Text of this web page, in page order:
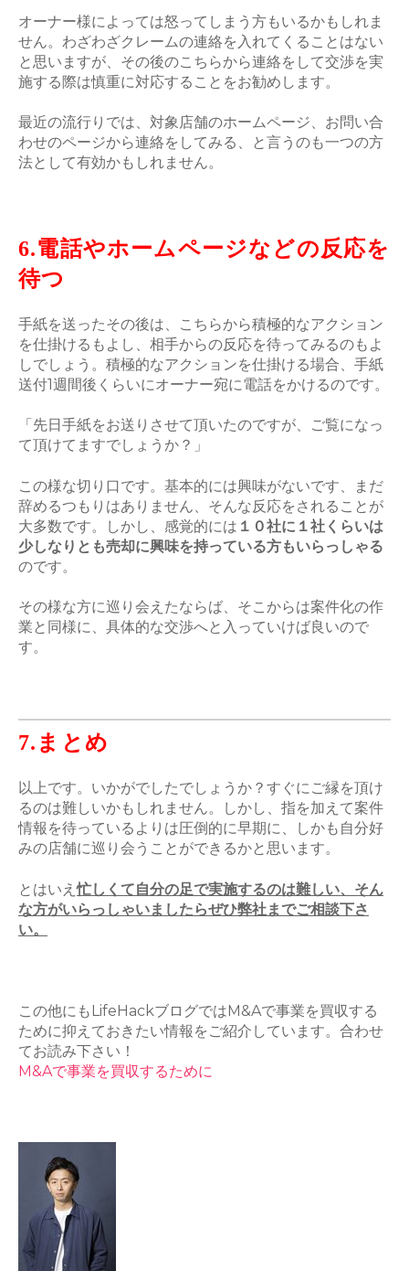
オーナー様によっては怒ってしまう方もいるかもしれま
せん。わざわざクレームの連絡を入れてくることはない
と思いますが、その後のこちらから連絡をして交渉を実
施する際は慎重に対応することをお勧めします。
最近の流行りでは、対象店舗のホームページ、お問い合
わせのページから連絡をしてみる、と言うのも一つの方
法として有効かもしれません。
6.電話やホームページなどの反応を
待つ
手紙を送ったその後は、こちらから積極的なアクション
を仕掛けるもよし、相手からの反応を待ってみるのもよ
しでしょう。積極的なアクションを仕掛ける場合、手紙
送付1週間後くらいにオーナー宛に電話をかけるのです。
「先日手紙をお送りさせて頂いたのですが、ご覧になっ
て頂けてますでしょうか？」
この様な切り口です。基本的には興味がないです、まだ
辞めるつもりはありません、そんな反応をされることが
大多数です。しかし、感覚的には １０社に１社くらいは
少しなりとも売却に興味を持っている方もいらっしゃる
のです。
その様な方に巡り会えたならば、そこからは案件化の作
業と同様に、具体的な交渉へと入っていけば良いので
す。
7.まとめ
以上です。いかがでしたでしょうか？すぐにご縁を頂け
るのは難しいかもしれません。しかし、指を加えて案件
情報を待っているよりは圧倒的に早期に、しかも自分好
みの店舗に巡り会うことができるかと思います。
とはいえ忙しくて自分の足で実施するのは難しい、そん
な方がいらっしゃいましたらぜひ弊社までご相談下さ
い。
この他にもLifeHackブログではM&Aで事業を買収する
ために抑えておきたい情報をご紹介しています。合わせ
てお読み下さい！
M&Aで事業を買収するために